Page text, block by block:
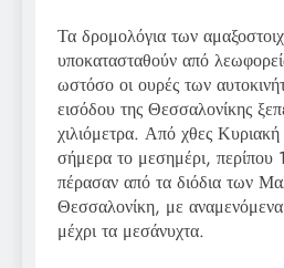
Τα δρομολόγια των
υποκατασταθούν από
ωστόσο οι ουρές των
εισόδου της Θεσσαλονίκης
χιλιόμετρα. Από χθες
σήμερα το μεσημέρι,
πέρασαν από τα διόδια των
Θεσσαλονίκη, με
μέχρι τα μεσάνυχτα.